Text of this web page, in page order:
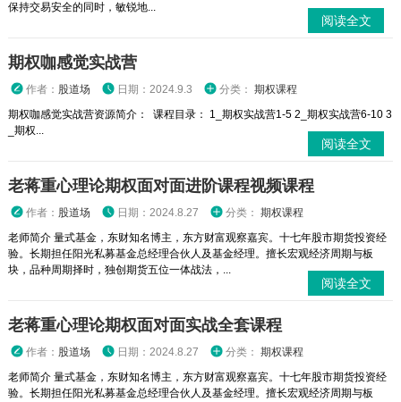
保持交易安全的同时，敏锐地...
阅读全文
期权咖感觉实战营
作者： 股道场 日期：2024.9.3 分类： 期权课程
期权咖感觉实战营资源简介： 课程目录： 1_期权实战营1-5 2_期权实战营6-10 3
_期权...
阅读全文
老蒋重心理论期权面对面进阶课程视频课程
作者： 股道场 日期：2024.8.27 分类： 期权课程
老师简介 量式基金，东财知名博主，东方财富观察嘉宾。十七年股市期货投资经
验。长期担任阳光私募基金总经理合伙人及基金经理。擅长宏观经济周期与板
块，品种周期择时，独创期货五位一体战法，...
阅读全文
老蒋重心理论期权面对面实战全套课程
作者： 股道场 日期：2024.8.27 分类： 期权课程
老师简介 量式基金，东财知名博主，东方财富观察嘉宾。十七年股市期货投资经
验。长期担任阳光私募基金总经理合伙人及基金经理。擅长宏观经济周期与板